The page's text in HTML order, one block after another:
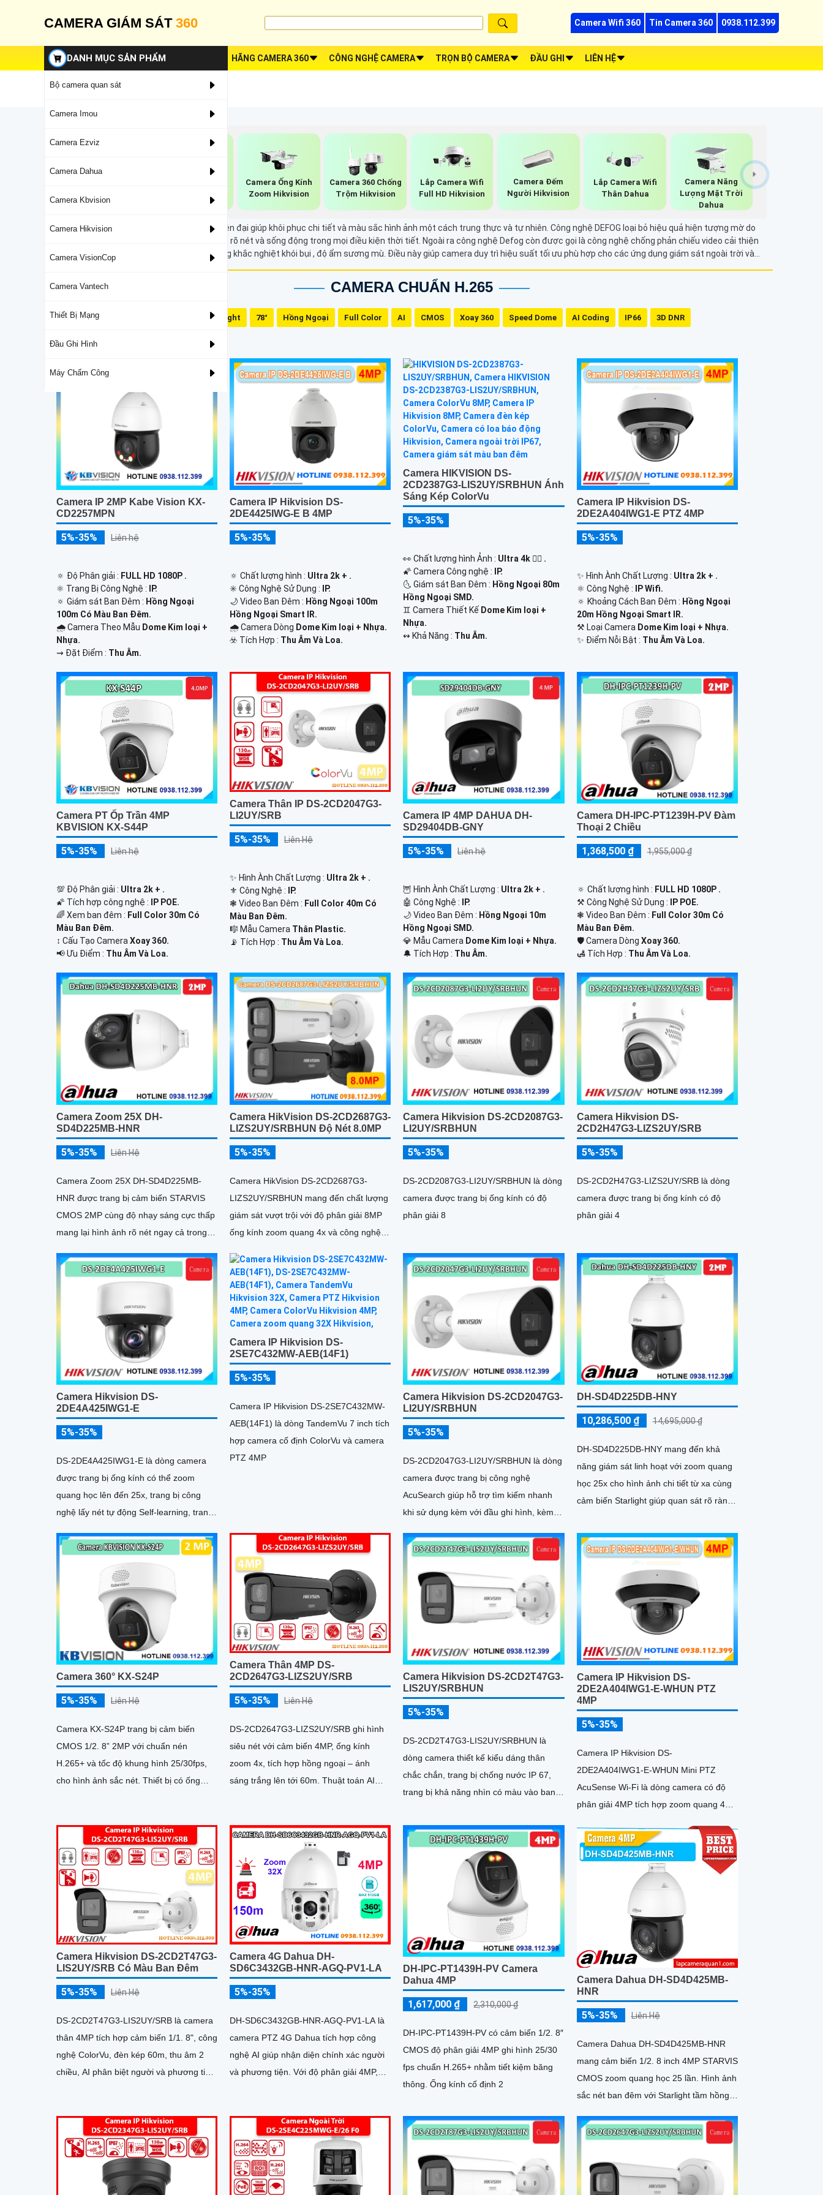
CAMERA GIÁM SÁT 360 Camera Wifi 360 Tin Camera 360 0938.112.399
DANH MỤC SẢN PHẨM
Bộ camera quan sát
Camera Imou
Camera Ezviz
Camera Dahua
Camera Kbvision
Camera Hikvision
Camera VisionCop
Camera Vantech
Thiết Bị Mạng
Đầu Ghi Hình
Máy Chấm Công
HÃNG CAMERA 360 CÔNG NGHỆ CAMERA TRỌN BỘ CAMERA ĐẦU GHI LIÊN HỆ
Camera Ống Kính
Zoom Hikvision
Camera 360 Chống
Trộm Hikvision
Lắp Camera Wifi
Full HD Hikvision
Camera Đếm
Người Hikvision
Lắp Camera Wifi
Thân Dahua
Camera Năng
Lượng Mặt Trời
Dahua
Công nghệ Defog trên camera là giải pháp hiện đại giúp khôi phục chi tiết và màu sắc hình ảnh một cách trung thực và tự nhiên. Công nghệ DEFOG loại bỏ hiệu quả hiện tượng mờ do
sương, bụi, khói hay độ ẩm, đảm bảo hình ảnh rõ nét và sống động trong mọi điều kiện thời tiết. Ngoài ra công nghệ Defog còn được gọi là công nghệ chống phản chiếu video cải thiện
đáng kể chất lượng hình ảnh trong môi trường khắc nghiệt khói bụi , độ ẩm sương mù. Điều này giúp camera duy trì hiệu suất tối ưu phù hợp cho các ứng dụng giám sát ngoài trời và
CAMERA CHUẨN H.265
Dual Light 78° Hồng Ngoại Full Color AI CMOS Xoay 360 Speed Dome AI Coding IP66 3D DNR
Lắp Camera Wifi 360 Ngoài Trời
Camera IP 2MP Kabe Vision KX-
CD2257MPN
5%-35% Liên hệ
🔅 Độ Phân giải : FULL HD 1080P .
⚛️ Trang Bị Công Nghệ :
IP.
🔅 Giám sát Ban Đêm : Hồng Ngoại
100m Có Màu Ban Ðêm.
🌧️ Camera Theo Mẫu Dome Kim loại +
Nhựa.
️⇝ Đặt Điểm : Thu Âm.
Camera IP Hikvision DS-
2DE4425IWG-E B 4MP
5%-35%
🔅 Chất lượng hình : Ultra 2k + .
✳️ Công Nghệ Sử Dụng :
IP.
🌙 Video Ban Đêm : Hồng Ngoại 100m
Hồng Ngoại Smart IR.
🌧️ Camera Dòng Dome Kim loại + Nhựa.
️☣️ Tích Hợp : Thu Âm Và Loa.
Camera HIKVISION DS-
2CD2387G3-LIS2UY/SRBHUN Ánh
Sáng Kép ColorVu
5%-35%
️👀 Chất lượng hình Ảnh : Ultra 4k 👍🏾 .
🌠 Camera Công nghệ :
IP.
🌜 Giám sát Ban Đêm : Hồng Ngoại 80m
Hồng Ngoại SMD.
♊ Camera Thiết Kế Dome Kim loại +
Nhựa.
️↭ Khả Năng : Thu Âm.
Camera IP Hikvision DS-
2DE2A404IWG1-E PTZ 4MP
5%-35%
✨ Hình Ành Chất Lượng : Ultra 2k + .
⚛️ Công Nghệ :
IP Wifi.
🔅 Khoảng Cách Ban Đêm : Hồng Ngoại
20m Hồng Ngoại Smart IR.
⚒ Loại Camera Dome Kim loại + Nhựa.
️✨ Điểm Nỗi Bật : Thu Âm Và Loa.
Camera PT Ốp Trần 4MP
KBVISION KX-S44P
5%-35% Liên hệ
💯 Độ Phân giải : Ultra 2k + .
🌠 Tích hợp công nghệ :
IP POE.
🌈 Xem ban đêm : Full Color 30m Có
Màu Ban Ðêm.
↕️ Cấu Tạo CameraXoay 360.
️📢 Ưu Điểm : Thu Âm Và Loa.
Camera Thân IP DS-2CD2047G3-
LI2UY/SRB
5%-35% Liên Hệ
✨ Hình Ành Chất Lượng : Ultra 2k + .
⚜️ Công Nghệ :
IP.
❃ Video Ban Đêm : Full Color 40m Có
Màu Ban Ðêm.
🎼️ Mẫu Camera Thân Plastic.
️📡 Tích Hợp : Thu Âm Và Loa.
Camera IP 4MP DAHUA DH-
SD29404DB-GNY
5%-35% Liên hệ
🦉 Hình Ành Chất Lượng : Ultra 2k + .
🤖️ Công Nghệ :
IP.
🌙 Video Ban Đêm : Hồng Ngoại 10m
Hồng Ngoại SMD.
💎 Mẫu Camera Dome Kim loại + Nhựa.
️🔔 Tích Hợp : Thu Âm.
Camera DH-IPC-PT1239H-PV Đàm
Thoại 2 Chiều
1,368,500 ₫ 1,955,000 ₫
🔅 Chất lượng hình : FULL HD 1080P .
⚒ Công Nghệ Sử Dụng :
IP POE.
❃ Video Ban Đêm : Full Color 30m Có
Màu Ban Ðêm.
🛡 Camera Dòng Xoay 360.
️🛃 Tích Hợp : Thu Âm Và Loa.
Camera Zoom 25X DH-
SD4D225MB-HNR
5%-35% Liên Hệ
Camera Zoom 25X DH-SD4D225MB-
HNR được trang bị cảm biến STARVIS
CMOS 2MP cùng độ nhạy sáng cực thấp
mang lại hình ảnh rõ nét ngay cả trong
quang học 25X kết hợp chiếu sáng kép
thông minh với tầm xa hồng ngoại 100m
linh hoạt cùng chuẩn chống nước IP67
giúp quan sát ổn định ngoài trời
Camera HikVision DS-2CD2687G3-
LIZS2UY/SRBHUN Độ Nét 8.0MP
5%-35%
Camera HikVision DS-2CD2687G3-
LIZS2UY/SRBHUN mang đến chất lượng
giám sát vượt trội với độ phân giải 8MP
ống kính zoom quang 4x và công nghệ
Camera Hikvision DS-2CD2087G3-
LI2UY/SRBHUN
5%-35%
DS-2CD2087G3-LI2UY/SRBHUN là dòng
camera được trang bị ống kính có độ
phân giải 8
Camera Hikvision DS-
2CD2H47G3-LIZS2UY/SRB
5%-35%
DS-2CD2H47G3-LIZS2UY/SRB là dòng
camera được trang bị ống kính có độ
phân giải 4
Camera Hikvision DS-
2DE4A425IWG1-E
5%-35%
DS-2DE4A425IWG1-E là dòng camera
được trang bị ống kính có thể zoom
quang học lên đến 25x, trang bị công
nghệ lấy nét tự động Self-learning, trang
hợp AcuSearch khi kết hợp chung với
đầu ghi hình, nhìn ban đêm bằng hồng
ngoại 50m
Camera IP Hikvision DS-
2SE7C432MW-AEB(14F1)
5%-35%
Camera IP Hikvision DS-2SE7C432MW-
AEB(14F1) là dòng TandemVu 7 inch tích
hợp camera cố định ColorVu và camera
PTZ 4MP
Camera Hikvision DS-2CD2047G3-
LI2UY/SRBHUN
5%-35%
DS-2CD2047G3-LI2UY/SRBHUN là dòng
camera được trang bị công nghệ
AcuSearch giúp hỗ trợ tìm kiếm nhanh
khi sử dụng kèm với đầu ghi hình, kèm
130dB, trang bị micro kép và loa hỗ trợ
DH-SD4D225DB-HNY
10,286,500 ₫ 14,695,000 ₫
DH-SD4D225DB-HNY mang đến khả
năng giám sát linh hoạt với zoom quang
học 25x cho hình ảnh chi tiết từ xa cùng
cảm biến Starlight giúp quan sát rõ ràng
hồng ngoại đạt đến 100m và đèn ánh
sáng ấm 50m giúp hình ảnh ban đêm
luôn sắc nét Camera hỗ trợ chống nước
IP67 cùng tốc độ khung hình
30fps@1080p ổn định
Camera 360° KX-S24P
5%-35% Liên Hệ
Camera KX-S24P trang bị cảm biến
CMOS 1/2. 8” 2MP với chuẩn nén
H.265+ và tốc độ khung hình 25/30fps,
cho hình ảnh sắc nét. Thiết bị có ống
Camera Thân 4MP DS-
2CD2647G3-LIZS2UY/SRB
5%-35% Liên Hệ
DS-2CD2647G3-LIZS2UY/SRB ghi hình
siêu nét với cảm biến 4MP, ống kính
zoom 4x, tích hợp hồng ngoại – ánh
sáng trắng lên tới 60m. Thuật toán AI
hai chiều, phù hợp giám sát ngoài trời
Camera Hikvision DS-2CD2T47G3-
LIS2UY/SRBHUN
5%-35%
DS-2CD2T47G3-LIS2UY/SRBHUN là
dòng camera thiết kế kiểu dáng thân
chắc chắn, trang bị chống nước IP 67,
trang bị khả năng nhìn có màu vào ban
chuyển động và phân biệt được người và
phương tiện, ống kính 4
Camera IP Hikvision DS-
2DE2A404IWG1-E-WHUN PTZ
4MP
5%-35%
Camera IP Hikvision DS-
2DE2A404IWG1-E-WHUN Mini PTZ
AcuSense Wi-Fi là dòng camera có độ
phân giải 4MP tích hợp zoom quang 4X,
thoại hai chiều, hồng ngoại 20m cùng
khả năng kết nối không dây linh hoạt cho
hệ thống giám sát hiện đại
Camera Hikvision DS-2CD2T47G3-
LIS2UY/SRB Có Màu Ban Đêm
5%-35% Liên Hệ
DS-2CD2T47G3-LIS2UY/SRB là camera
thân 4MP tích hợp cảm biến 1/1. 8", công
nghệ ColorVu, đèn kép 60m, thu âm 2
chiều, AI phân biệt người và phương tiện,
màu sắc 24/7
Camera 4G Dahua DH-
SD6C3432GB-HNR-AGQ-PV1-LA
5%-35%
DH-SD6C3432GB-HNR-AGQ-PV1-LA là
camera PTZ 4G Dahua tích hợp công
nghệ AI giúp nhận diện chính xác người
và phương tiện. Với độ phân giải 4MP,
trong khoảng cách 50m, camera đảm
bảo quan sát rõ nét 24/7
DH-IPC-PT1439H-PV Camera
Dahua 4MP
1,617,000 ₫ 2,310,000 ₫
DH-IPC-PT1439H-PV có cảm biến 1/2. 8″
CMOS độ phân giải 4MP ghi hình 25/30
fps chuẩn H.265+ nhằm tiết kiệm băng
thông. Ống kính cố định 2
Camera Dahua DH-SD4D425MB-
HNR
5%-35% Liên Hệ
Camera Dahua DH-SD4D425MB-HNR
mang cảm biến 1/2. 8 inch 4MP STARVIS
CMOS zoom quang học 25 lần. Hình ảnh
sắc nét ban đêm với Starlight tầm hồng